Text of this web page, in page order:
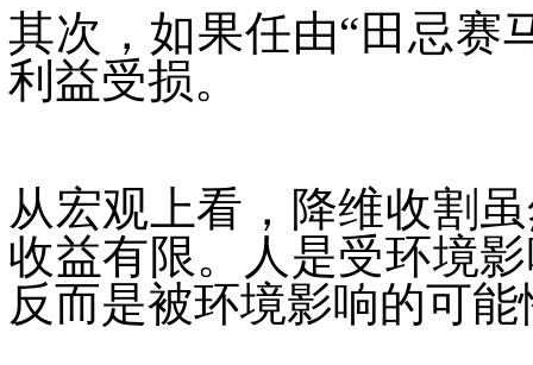
其次，如果任由“田忌赛
利益受损。
从宏观上看，降维收割
收益有限。人是受环境
反而是被环境影响的可